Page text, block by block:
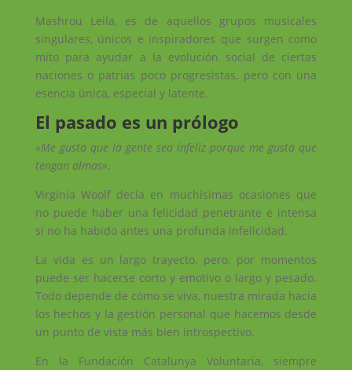
Mashrou Leila, es de aquellos grupos musicales
singulares, únicos e inspiradores que surgen como
mito para ayudar a la evolución social de ciertas
naciones o patrias poco progresistas, pero con una
esencia única, especial y latente.
El pasado es un prólogo
«Me gusta que la gente sea infeliz porque me gusta que
tengan almas».
Virginia Woolf decía en muchísimas ocasiones que
no puede haber una felicidad penetrante e intensa
si no ha habido antes una profunda infelicidad.
La vida es un largo trayecto, pero, por momentos
puede ser hacerse corto y emotivo o largo y pesado.
Todo depende de cómo se viva, nuestra mirada hacia
los hechos y la gestión personal que hacemos desde
un punto de vista más bien introspectivo.
En la Fundación Catalunya Voluntaria, siempre